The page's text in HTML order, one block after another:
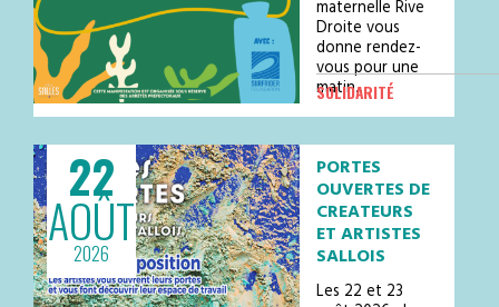
maternelle Rive
Droite vous
donne rendez-
vous pour une
matin…
SOLIDARITÉ
22
AOÛT
2026
PORTES
OUVERTES DE
CREATEURS
ET ARTISTES
SALLOIS
Les 22 et 23